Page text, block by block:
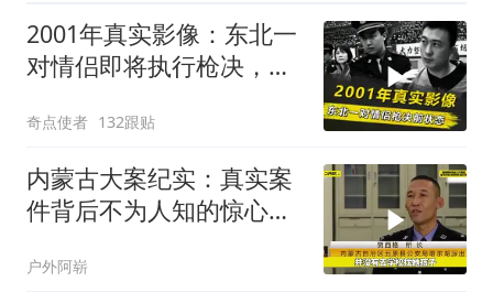
2001年真实影像：东北一
对情侣即将执行枪决，嬉
奇点使者 132跟贴
内蒙古大案纪实：真实案
件背后不为人知的惊心真
户外阿崭